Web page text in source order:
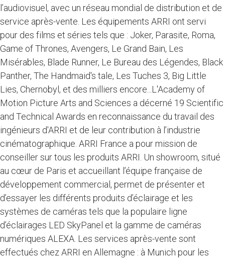
l’audiovisuel, avec un réseau mondial de distribution et de
service après-vente. Les équipements ARRI ont servi
pour des films et séries tels que : Joker, Parasite, Roma,
Game of Thrones, Avengers, Le Grand Bain, Les
Misérables, Blade Runner, Le Bureau des Légendes, Black
Panther, The Handmaid's tale, Les Tuches 3, Big Little
Lies, Chernobyl, et des milliers encore...L'Academy of
Motion Picture Arts and Sciences a décerné 19 Scientific
and Technical Awards en reconnaissance du travail des
ingénieurs d'ARRI et de leur contribution à l’industrie
cinématographique. ARRI France a pour mission de
conseiller sur tous les produits ARRI. Un showroom, situé
au cœur de Paris et accueillant l’équipe française de
développement commercial, permet de présenter et
d’essayer les différents produits d’éclairage et les
systèmes de caméras tels que la populaire ligne
d’éclairages LED SkyPanel et la gamme de caméras
numériques ALEXA. Les services après-vente sont
effectués chez ARRI en Allemagne : à Munich pour les